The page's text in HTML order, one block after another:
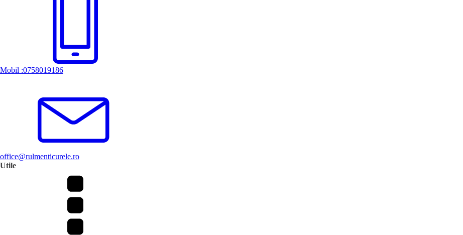
Mobil :0758019186
office@rulmenticurele.ro
Utile